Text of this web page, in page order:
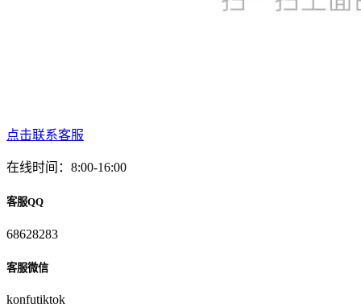
点击联系客服
在线时间：8:00-16:00
客服QQ
68628283
客服微信
konfutiktok